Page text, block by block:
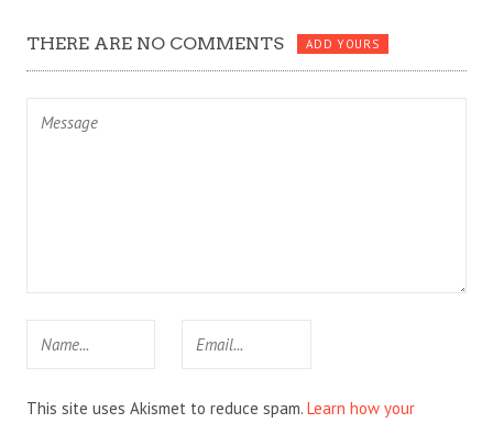
THERE ARE NO COMMENTS ADD YOURS
This site uses Akismet to reduce spam. Learn how your